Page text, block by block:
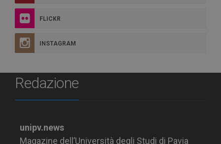
FLICKR
INSTAGRAM
Redazione
unipv.news
Magazine dell’Università degli Studi di Pavia